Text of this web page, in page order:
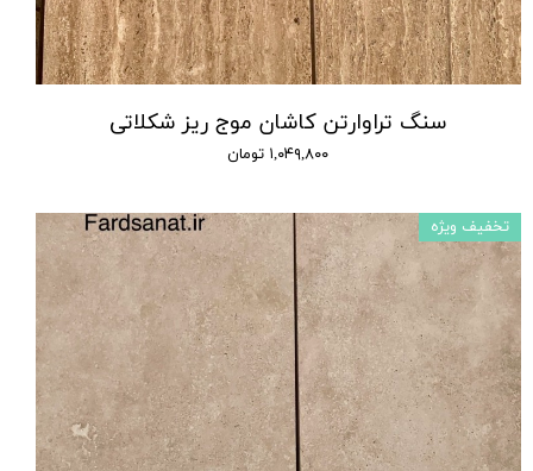
سنگ تراوارتن کاشان موج ریز شکلاتی
۱,۰۴۹,۸۰۰ تومان
تخفیف ویژه